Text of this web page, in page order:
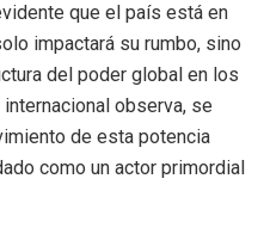
que el país está en
impactará su rumbo, sino
del poder global en los
observa, se
de esta potencia
como un actor primordial